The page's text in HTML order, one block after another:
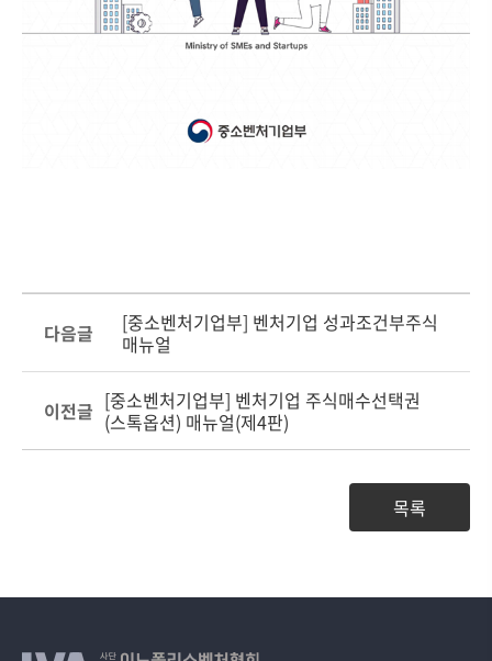
다음글
[중소벤처기업부] 벤처기업 성과조건부주식
매뉴얼
이전글 [중소벤처기업부] 벤처기업 주식매수선택권
(스톡옵션) 매뉴얼(제4판)
목록